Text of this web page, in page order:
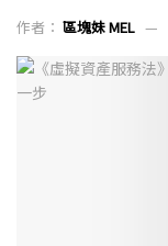
作者： 區塊妹 MEL